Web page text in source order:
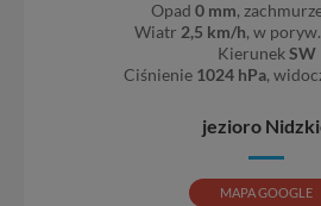
Opad 0 mm,
Wiatr 2,5 km/h, w poryw.
KierunekSW
Ciśnienie 1024 hPa,
jezioro
MAPA GOOGLE